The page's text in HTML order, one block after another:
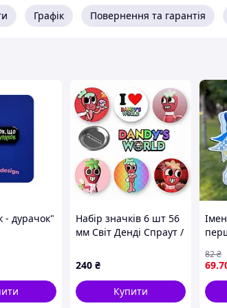
Графік Повернення та гарантія
- дурачок"
Набір значків 6 шт 56
мм Світ Денді Спраут /
240 ₴
Купити
69
82₴